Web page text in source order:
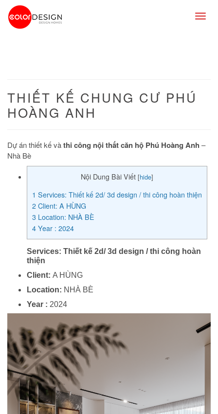
THIẾT KẾ CHUNG CƯ PHÚ
HOÀNG ANH
Dự án thiết kế vàthi công nội thất căn hộ Phú Hoàng Anh –
Nhà Bè
Nội Dung Bài Viết [hide]
1 Services: Thiết kế 2d/ 3d design / thi công hoàn thiện
2 Client: A HÙNG
3 Location: NHÀ BÈ
4 Year : 2024
Services: Thiết kế 2d/ 3d design / thi công hoàn
thiện
Client: A HÙNG
Location: NHÀ BÈ
Year : 2024